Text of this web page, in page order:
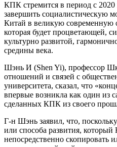
КПК стремится в период с
завершить социалистическую
Китай в великую современную
которая будет процветающей,
культурно развитой,
средины века.
Шэнь И (Shen Yi), профессор
отношений и связей с
университета, сказал, что
впервые возникла как один из
сделанных КПК из своего
Г-н Шэнь заявил, что,
или способа развития,
непосредственно скопировать